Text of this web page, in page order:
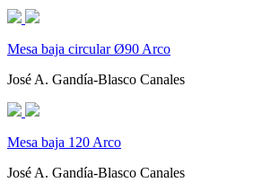
Mesa baja circular Ø90 Arco
José A. Gandía-Blasco Canales
Mesa baja 120 Arco
José A. Gandía-Blasco Canales